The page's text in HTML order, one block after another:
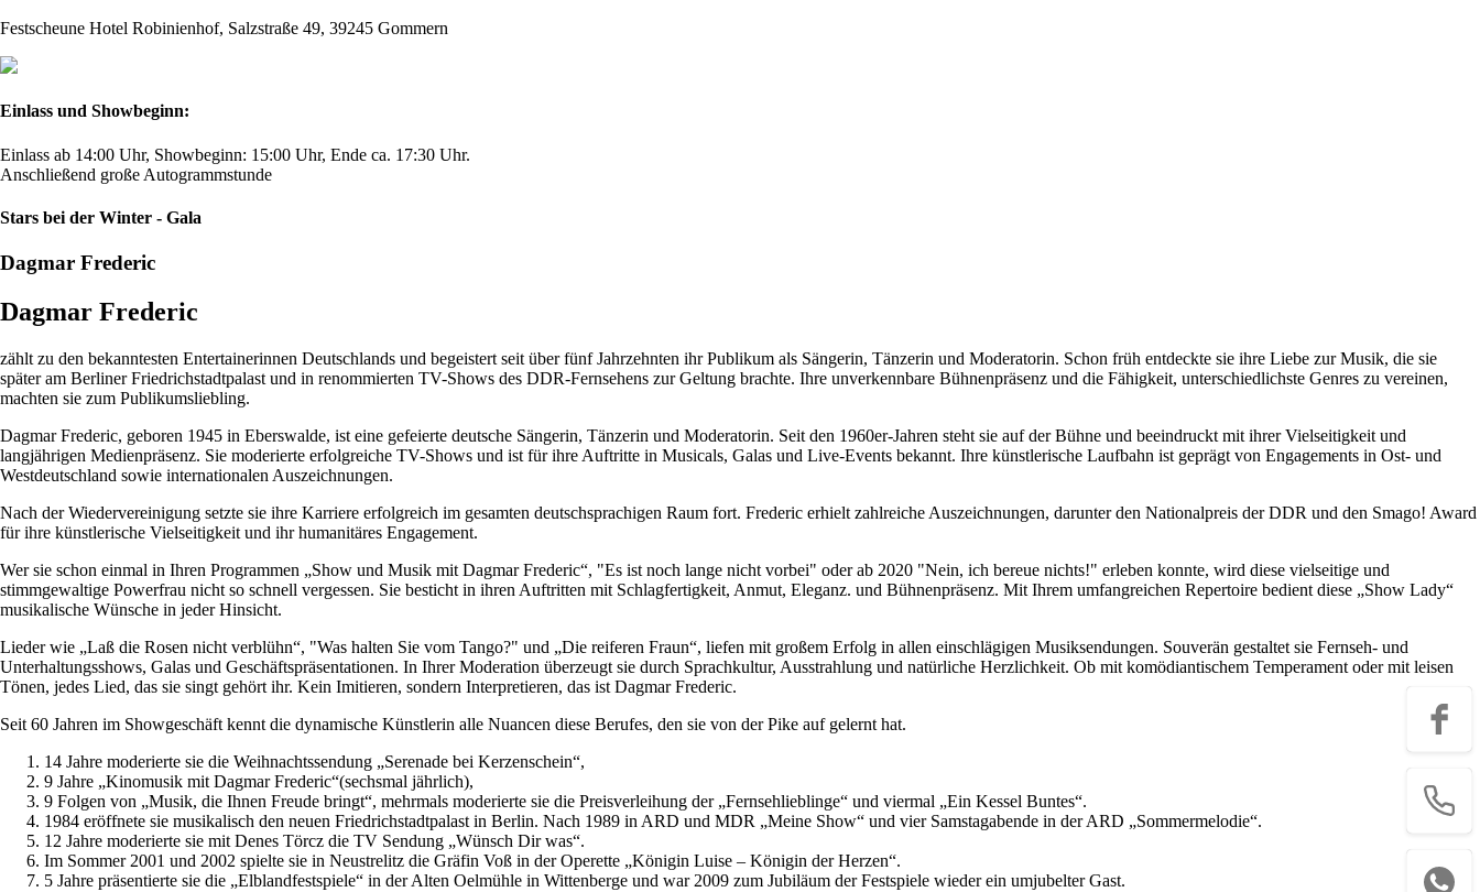
Festscheune Hotel Robinienhof, Salzstraße 49, 39245 Gommern
Einlass und Showbeginn:
Einlass ab 14:00 Uhr, Showbeginn: 15:00 Uhr, Ende ca. 17:30 Uhr.
Anschließend große Autogrammstunde
Stars bei der Winter - Gala
Dagmar Frederic
Dagmar Frederic
zählt zu den bekanntesten Entertainerinnen Deutschlands und begeistert seit über fünf Jahrzehnten ihr Publikum als Sängerin, Tänzerin und Moderatorin. Schon früh entdeckte sie ihre Liebe zur Musik, die sie
später am Berliner Friedrichstadtpalast und in renommierten TV-Shows des DDR-Fernsehens zur Geltung brachte. Ihre unverkennbare Bühnenpräsenz und die Fähigkeit, unterschiedlichste Genres zu vereinen,
machten sie zum Publikumsliebling.
Dagmar Frederic, geboren 1945 in Eberswalde, ist eine gefeierte deutsche Sängerin, Tänzerin und Moderatorin. Seit den 1960er-Jahren steht sie auf der Bühne und beeindruckt mit ihrer Vielseitigkeit und
langjährigen Medienpräsenz. Sie moderierte erfolgreiche TV-Shows und ist für ihre Auftritte in Musicals, Galas und Live-Events bekannt. Ihre künstlerische Laufbahn ist geprägt von Engagements in Ost- und
Westdeutschland sowie internationalen Auszeichnungen.
Nach der Wiedervereinigung setzte sie ihre Karriere erfolgreich im gesamten deutschsprachigen Raum fort. Frederic erhielt zahlreiche Auszeichnungen, darunter den Nationalpreis der DDR und den Smago! Award
für ihre künstlerische Vielseitigkeit und ihr humanitäres Engagement.
Wer sie schon einmal in Ihren Programmen „Show und Musik mit Dagmar Frederic“, "Es ist noch lange nicht vorbei" oder ab 2020 "Nein, ich bereue nichts!" erleben konnte, wird diese vielseitige und
stimmgewaltige Powerfrau nicht so schnell vergessen. Sie besticht in ihren Auftritten mit Schlagfertigkeit, Anmut, Eleganz. und Bühnenpräsenz. Mit Ihrem umfangreichen Repertoire bedient diese „Show Lady“
musikalische Wünsche in jeder Hinsicht.
Lieder wie „Laß die Rosen nicht verblühn“, "Was halten Sie vom Tango?" und „Die reiferen Fraun“, liefen mit großem Erfolg in allen einschlägigen Musiksendungen. Souverän gestaltet sie Fernseh- und
Unterhaltungsshows, Galas und Geschäftspräsentationen. In Ihrer Moderation überzeugt sie durch Sprachkultur, Ausstrahlung und natürliche Herzlichkeit. Ob mit komödiantischem Temperament oder mit leisen
Tönen, jedes Lied, das sie singt gehört ihr. Kein Imitieren, sondern Interpretieren, das ist Dagmar Frederic.
Seit 60 Jahren im Showgeschäft kennt die dynamische Künstlerin alle Nuancen diese Berufes, den sie von der Pike auf gelernt hat.
14 Jahre moderierte sie die Weihnachtssendung „Serenade bei Kerzenschein“,
9 Jahre „Kinomusik mit Dagmar Frederic“(sechsmal jährlich),
9 Folgen von „Musik, die Ihnen Freude bringt“, mehrmals moderierte sie die Preisverleihung der „Fernsehlieblinge“ und viermal „Ein Kessel Buntes“.
1984 eröffnete sie musikalisch den neuen Friedrichstadtpalast in Berlin. Nach 1989 in ARD und MDR „Meine Show“ und vier Samstagabende in der ARD „Sommermelodie“.
12 Jahre moderierte sie mit Denes Törcz die TV Sendung „Wünsch Dir was“.
Im Sommer 2001 und 2002 spielte sie in Neustrelitz die Gräfin Voß in der Operette „Königin Luise – Königin der Herzen“.
5 Jahre präsentierte sie die „Elblandfestspiele“ in der Alten Oelmühle in Wittenberge und war 2009 zum Jubiläum der Festspiele wieder ein umjubelter Gast.